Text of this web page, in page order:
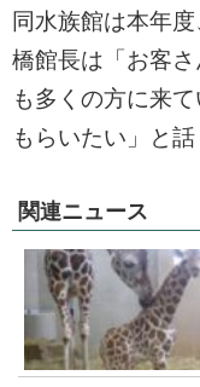
同水族館は本年
橋館長は「お客
も多くの方に来
もらいたい」と
関連ニュース